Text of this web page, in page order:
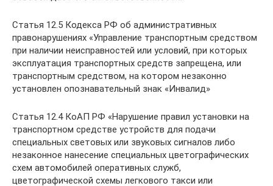
Статья 12.5 Кодекса РФ об административных
правонарушениях «Управление транспортным средством
при наличии неисправностей или условий, при которых
эксплуатация транспортных средств запрещена, или
транспортным средством, на котором незаконно
установлен опознавательный знак «Инвалид»
Статья 12.4 КоАП РФ «Нарушение правил установки на
транспортном средстве устройств для подачи
специальных световых или звуковых сигналов либо
незаконное нанесение специальных цветографических
схем автомобилей оперативных служб,
цветографической схемы легкового такси или